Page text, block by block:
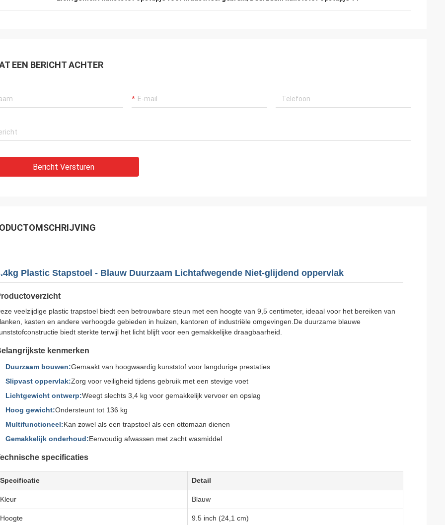
EEN BERICHT ACHTER
Bericht Versturen
Plastic Stapstoel - Blauw Duurzaam Lichtafwegende Niet-glijdend oppervlak
veelzijdige plastic trapstoel biedt een betrouwbare steun met een hoogte van 9,5 centimeter, ideaal voor het bereiken van
kasten en andere verhoogde gebieden in huizen, kantoren of industriële omgevingen.De duurzame blauwe
biedt sterkte terwijl het licht blijft voor een gemakkelijke draagbaarheid.
kenmerken
Duurzaam bouwen:Gemaakt van hoogwaardig kunststof voor langdurige prestaties
Slipvast oppervlak:Zorg voor veiligheid tijdens gebruik met een stevige voet
Lichtgewicht ontwerp:Weegt slechts 3,4 kg voor gemakkelijk vervoer en opslag
Hoog gewicht:Ondersteunt tot 136 kg
Multifunctioneel:Kan zowel als een trapstoel als een ottomaan dienen
Gemakkelijk onderhoud:Eenvoudig afwassen met zacht wasmiddel
specificaties
Specificatie Detail
Kleur Blauw
Hoogte 9.5 inch (24,1 cm)